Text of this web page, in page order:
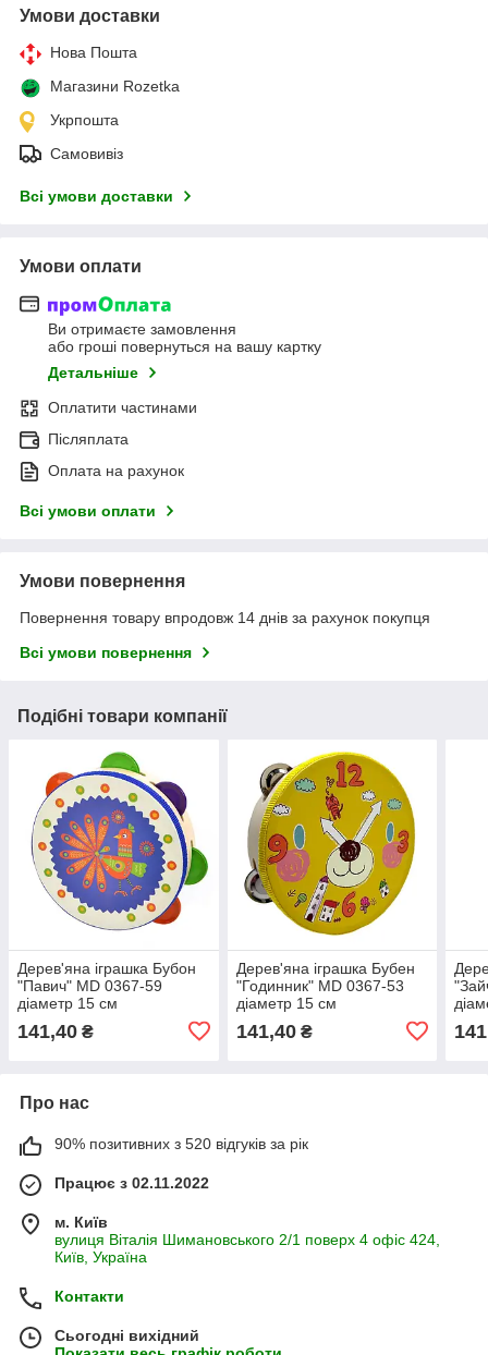
Умови доставки
Нова Пошта
Магазини Rozetka
Укрпошта
Самовивіз
Всі умови доставки
Умови оплати
Ви отримаєте замовлення
або гроші повернуться на вашу картку
Детальніше
Оплатити частинами
Післяплата
Оплата на рахунок
Всі умови оплати
Умови повернення
Повернення товару впродовж 14 днів за рахунок покупця
Всі умови повернення
Подібні товари компанії
Дерев'яна іграшка Бубон
"Павич" MD 0367-59
діаметр 15 см
141,40 ₴
Дерев'яна іграшка Бубен
"Годинник" MD 0367-53
діаметр 15 см
141,40₴
Про нас
90% позитивних з 520 відгуків за рік
Працює з 02.11.2022
м. Київ
вулиця Віталія Шимановського 2/1 поверх 4 офіс 424,
Київ, Україна
Контакти
Сьогодні вихідний